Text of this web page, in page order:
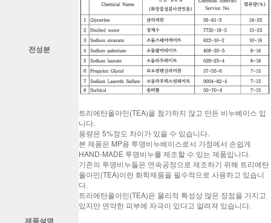
전성분
제품설명
트리에탄올아민(TEA)을 첨가하지 않고 만든 비누베이스 입
니다.
용량은 5%정도 차이가 있을 수 있습니다.
본 제품은 MP용 투명비누베이스로서 가정에서 손쉽게
HAND-MADE 투명비누를 제조할 수 있는 제품입니다.
기존의 투명비누들은 연속공정으로 제조하기 위해 트리에탄
올아민(TEA)이란 화학제품을 필수적으로 사용하고 있습니
다.
트리에탄올아민(TEA)은 물리적 특성상 많은 장점을 가지고
있지만 연약한 피부에 자극이 있다고 알려져 있습니다.